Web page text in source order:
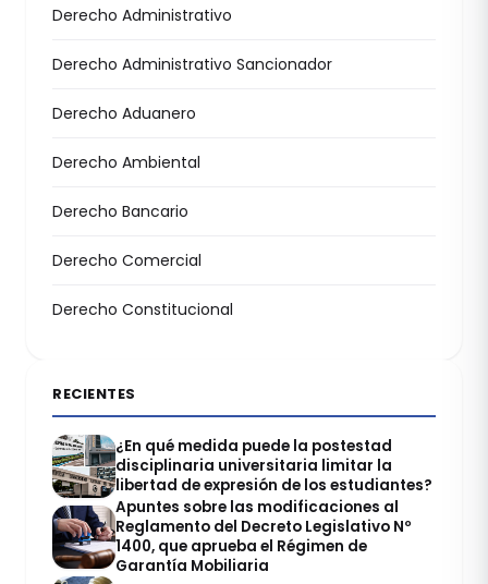
Derecho Administrativo
Derecho Administrativo Sancionador
Derecho Aduanero
Derecho Ambiental
Derecho Bancario
Derecho Comercial
Derecho Constitucional
RECIENTES
¿En qué medida puede la postestad
disciplinaria universitaria limitar la
libertad de expresión de los estudiantes?
Apuntes sobre las modificaciones al
Reglamento del Decreto Legislativo Nº
1400, que aprueba el Régimen de
Garantía Mobiliaria